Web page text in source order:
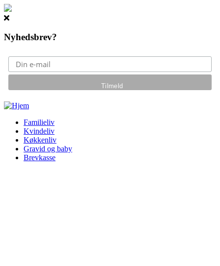
Nyhedsbrev?
Gå til hovedindhold
Familieliv
Kvindeliv
Køkkenliv
Gravid og baby
Brevkasse